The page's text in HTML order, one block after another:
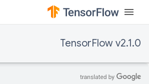
TensorFlow v2.1.0